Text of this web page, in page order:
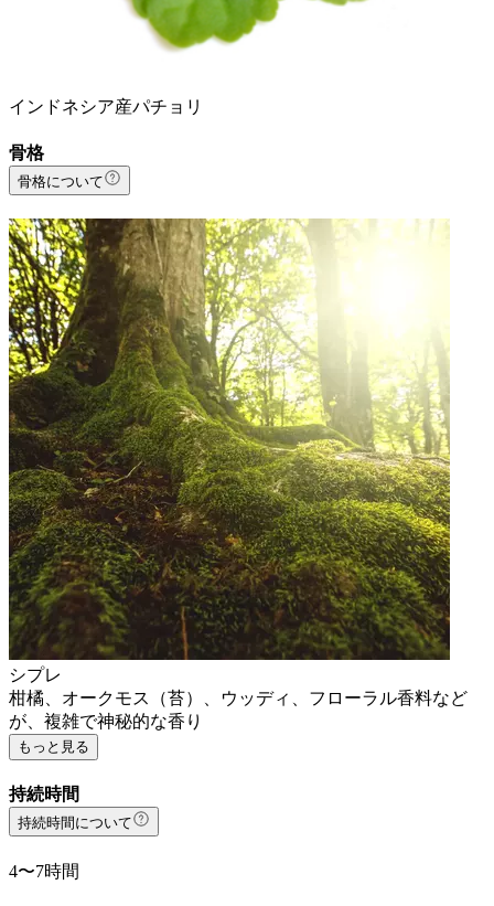
インドネシア産パチョリ
骨格
骨格について
シプレ
柑橘、オークモス（苔）、ウッディ、フローラル香料など
が、複雑で神秘的な香り
もっと見る
持続時間
持続時間について
4〜7時間